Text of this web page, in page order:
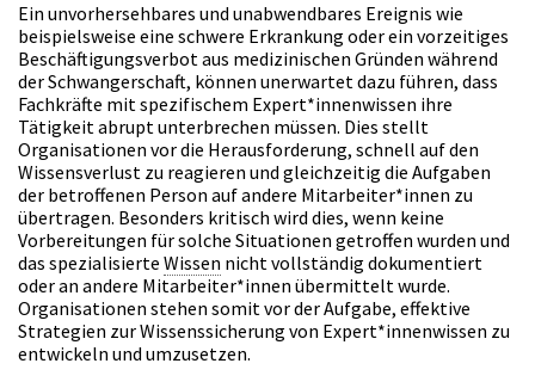
Ein unvorhersehbares und unabwendbares Ereignis wie
beispielsweise eine schwere Erkrankung oder ein vorzeitiges
Beschäftigungsverbot aus medizinischen Gründen während
der Schwangerschaft, können unerwartet dazu führen, dass
Fachkräfte mit spezifischem Expert*innenwissen ihre
Tätigkeit abrupt unterbrechen müssen. Dies stellt
Organisationen vor die Herausforderung, schnell auf den
Wissensverlust zu reagieren und gleichzeitig die Aufgaben
der betroffenen Person auf andere Mitarbeiter*innen zu
übertragen. Besonders kritisch wird dies, wenn keine
Vorbereitungen für solche Situationen getroffen wurden und
das spezialisierte Wissen nicht vollständig dokumentiert
oder an andere Mitarbeiter*innen übermittelt wurde.
Organisationen stehen somit vor der Aufgabe, effektive
Strategien zur Wissenssicherung von Expert*innenwissen zu
entwickeln und umzusetzen.